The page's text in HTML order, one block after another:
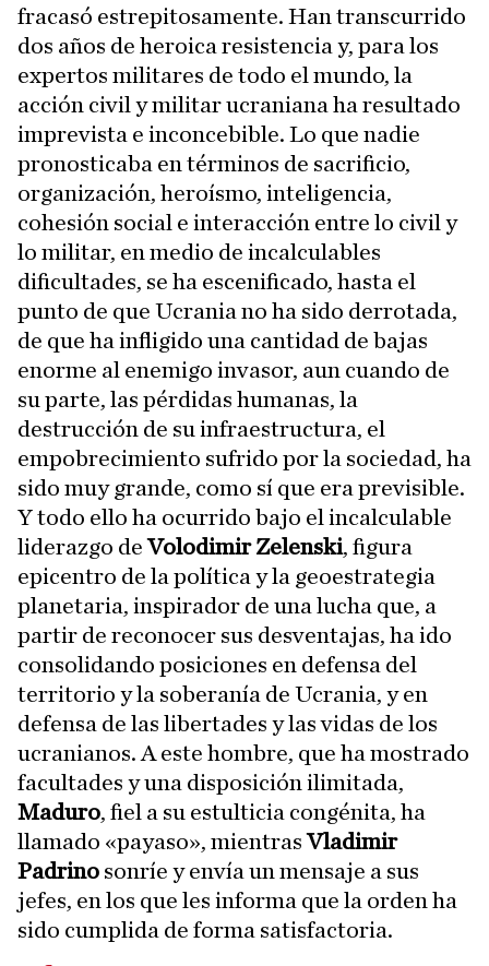
fracasó estrepitosamente. Han transcurrido
dos años de heroica resistencia y, para los
expertos militares de todo el mundo, la
acción civil y militar ucraniana ha resultado
imprevista e inconcebible. Lo que nadie
pronosticaba en términos de sacrificio,
organización, heroísmo, inteligencia,
cohesión social e interacción entre lo civil y
lo militar, en medio de incalculables
dificultades, se ha escenificado, hasta el
punto de que Ucrania no ha sido derrotada,
de que ha infligido una cantidad de bajas
enorme al enemigo invasor, aun cuando de
su parte, las pérdidas humanas, la
destrucción de su infraestructura, el
empobrecimiento sufrido por la sociedad, ha
sido muy grande, como sí que era previsible.
Y todo ello ha ocurrido bajo el incalculable
liderazgo deVolodimir Zelenski, figura
epicentro de la política y la geoestrategia
planetaria, inspirador de una lucha que, a
partir de reconocer sus desventajas, ha ido
consolidando posiciones en defensa del
territorio y la soberanía de Ucrania, y en
defensa de las libertades y las vidas de los
ucranianos. A este hombre, que ha mostrado
facultades y una disposición ilimitada,
Maduro, fiel a su estulticia congénita, ha
llamado «payaso», mientrasVladimir
Padrino sonríe y envía un mensaje a sus
jefes, en los que les informa que la orden ha
sido cumplida de forma satisfactoria.